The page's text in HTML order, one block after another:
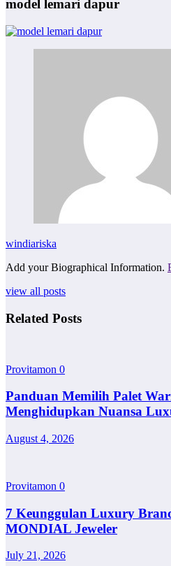
model lemari dapur
windiariska
Add your Biographical Information.
view all posts
Related Posts
Provitamon 0
Panduan Memilih Palet
Menghidupkan Nuansa
August 4, 2026
Provitamon 0
7 Keunggulan Luxury
MONDIAL Jeweler
July 21, 2026